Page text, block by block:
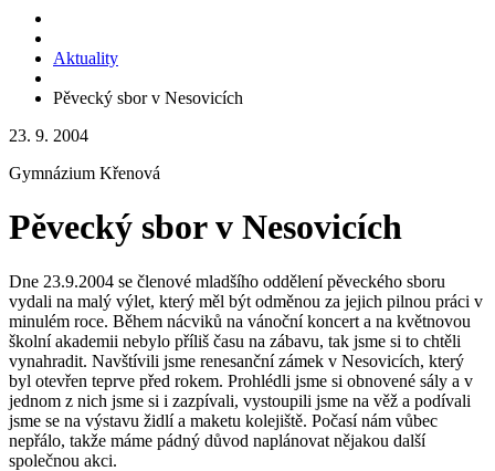
Aktuality
Pěvecký sbor v Nesovicích
23. 9. 2004
Gymnázium Křenová
Pěvecký sbor v Nesovicích
Dne 23.9.2004 se členové mladšího oddělení pěveckého sboru
vydali na malý výlet, který měl být odměnou za jejich pilnou práci v
minulém roce. Během nácviků na vánoční koncert a na květnovou
školní akademii nebylo příliš času na zábavu, tak jsme si to chtěli
vynahradit. Navštívili jsme renesanční zámek v Nesovicích, který
byl otevřen teprve před rokem. Prohlédli jsme si obnovené sály a v
jednom z nich jsme si i zazpívali, vystoupili jsme na věž a podívali
jsme se na výstavu židlí a maketu kolejiště. Počasí nám vůbec
nepřálo, takže máme pádný důvod naplánovat nějakou další
společnou akci.